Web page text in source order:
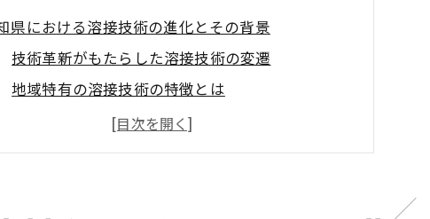
県における溶接技術の進化とその背景
技術革新がもたらした溶接技術の変遷
地域特有の溶接技術の特徴とは
溶接技術の進化を支える技術者たち
地域のニーズに応える溶接技術の開発
愛知県における溶接技術の未来図